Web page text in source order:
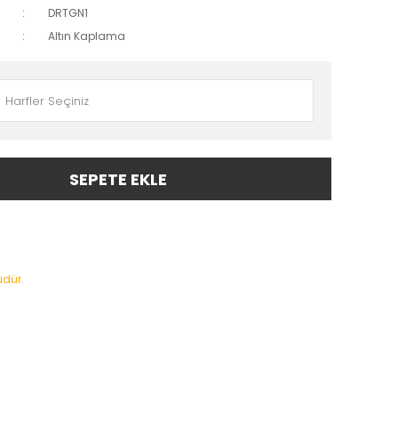
DRTGN1
Altın Kaplama
SEPETE EKLE